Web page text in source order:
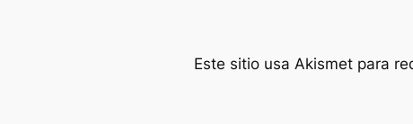
Este sitio usa Akismet para